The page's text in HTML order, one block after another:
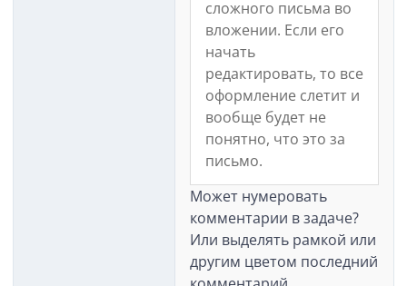
сложного письма во
вложении. Если его
начать
редактировать, то все
оформление слетит и
вообще будет не
понятно, что это за
письмо.
Может нумеровать
комментарии в задаче?
Или выделять рамкой или
другим цветом последний